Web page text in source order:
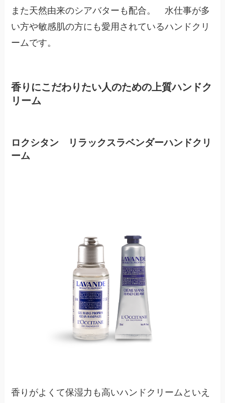
また天然由来のシアバター も配合。 水仕事が多
い方や敏感肌の方にも愛用されているハンドクリ
ームです。
香りにこだわりたい人のための上質ハンドク
リーム
ロクシタン リラックスラベンダーハンドクリ
ーム
香りがよくて保湿力も高いハンドクリームといえ